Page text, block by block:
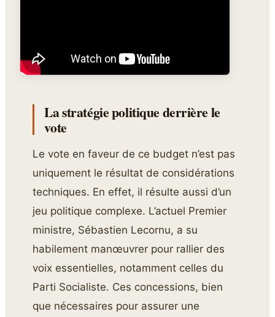
La stratégie politique derrière le
vote
Le vote en faveur de ce budget n’est pas
uniquement le résultat de considérations
techniques. En effet, il résulte aussi d’un
jeu politique complexe. L’actuel Premier
ministre, Sébastien Lecornu, a su
habilement manœuvrer pour rallier des
voix essentielles, notamment celles du
Parti Socialiste. Ces concessions, bien
que nécessaires pour assurer une